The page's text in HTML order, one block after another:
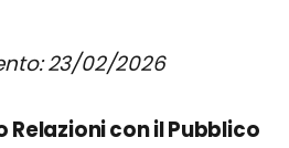
23/02/2026
Relazioni con il Pubblico